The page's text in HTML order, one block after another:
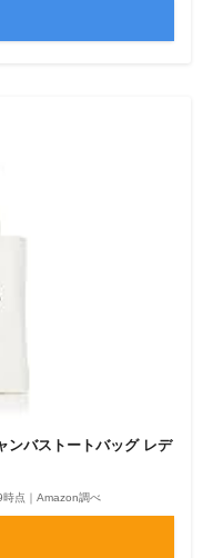
ンバストートバッグ レデ
点｜Amazon調べ